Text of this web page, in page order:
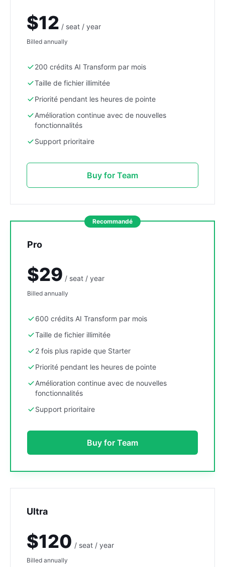
$12 / seat / year
Billed annually
200 crédits AI Transform par mois
Taille de fichier illimitée
Priorité pendant les heures de pointe
Amélioration continue avec de nouvelles
fonctionnalités
Support prioritaire
Buy for Team
Recommandé
Pro
$29 / seat / year
Billed annually
600 crédits AI Transform par mois
Taille de fichier illimitée
2 fois plus rapide que Starter
Priorité pendant les heures de pointe
Amélioration continue avec de nouvelles
fonctionnalités
Support prioritaire
Buy for Team
Ultra
$120 / seat / year
Billed annually